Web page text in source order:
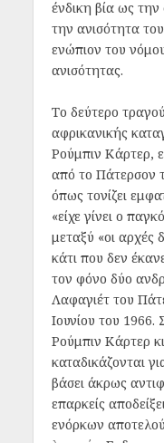
ένδικη βία ως
την ανισότητα
ενώπιον του
ανισότητας.
Το δεύτερο
αφρικανικής
Ρούμπιν Κάρτερ,
από το Πάτερσον
όπως τονίζει
«είχε γίνει ο
μεταξύ «οι αρχές
κάτι που δεν
τον φόνο δύο
Λαφαγιέτ του
Ιουνίου του
Ρούμπιν Κάρτερ
καταδικάζονται
βάσει άκρως
επαρκείς
ενόρκων